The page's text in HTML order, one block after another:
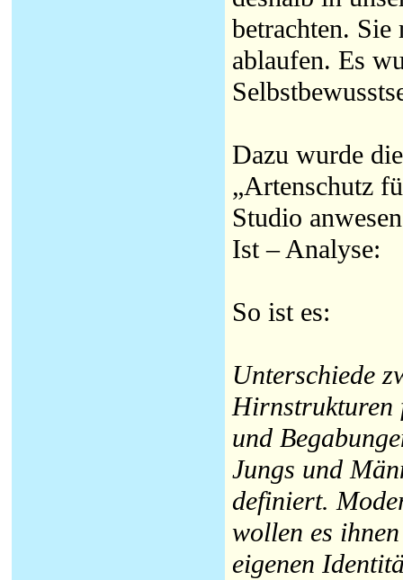
betrachten. Sie
ablaufen. Es
Dazu wurde
„Artenschutz
Studio
Ist – Analyse:
So ist es:
Unterschiede
Hirnstrukturen
und
Jungs und
definiert.
wollen es
eigenen